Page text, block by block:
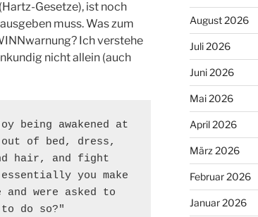
Gesetze), ist noch
muss. Was zum
Ich verstehe
nicht allein (auch
being awakened at
of bed, dress,
hair, and fight
you make
were asked to
do so?"
August 2026
Juli 2026
Juni 2026
Mai 2026
April 2026
März 2026
Februar 2026
Januar 2026